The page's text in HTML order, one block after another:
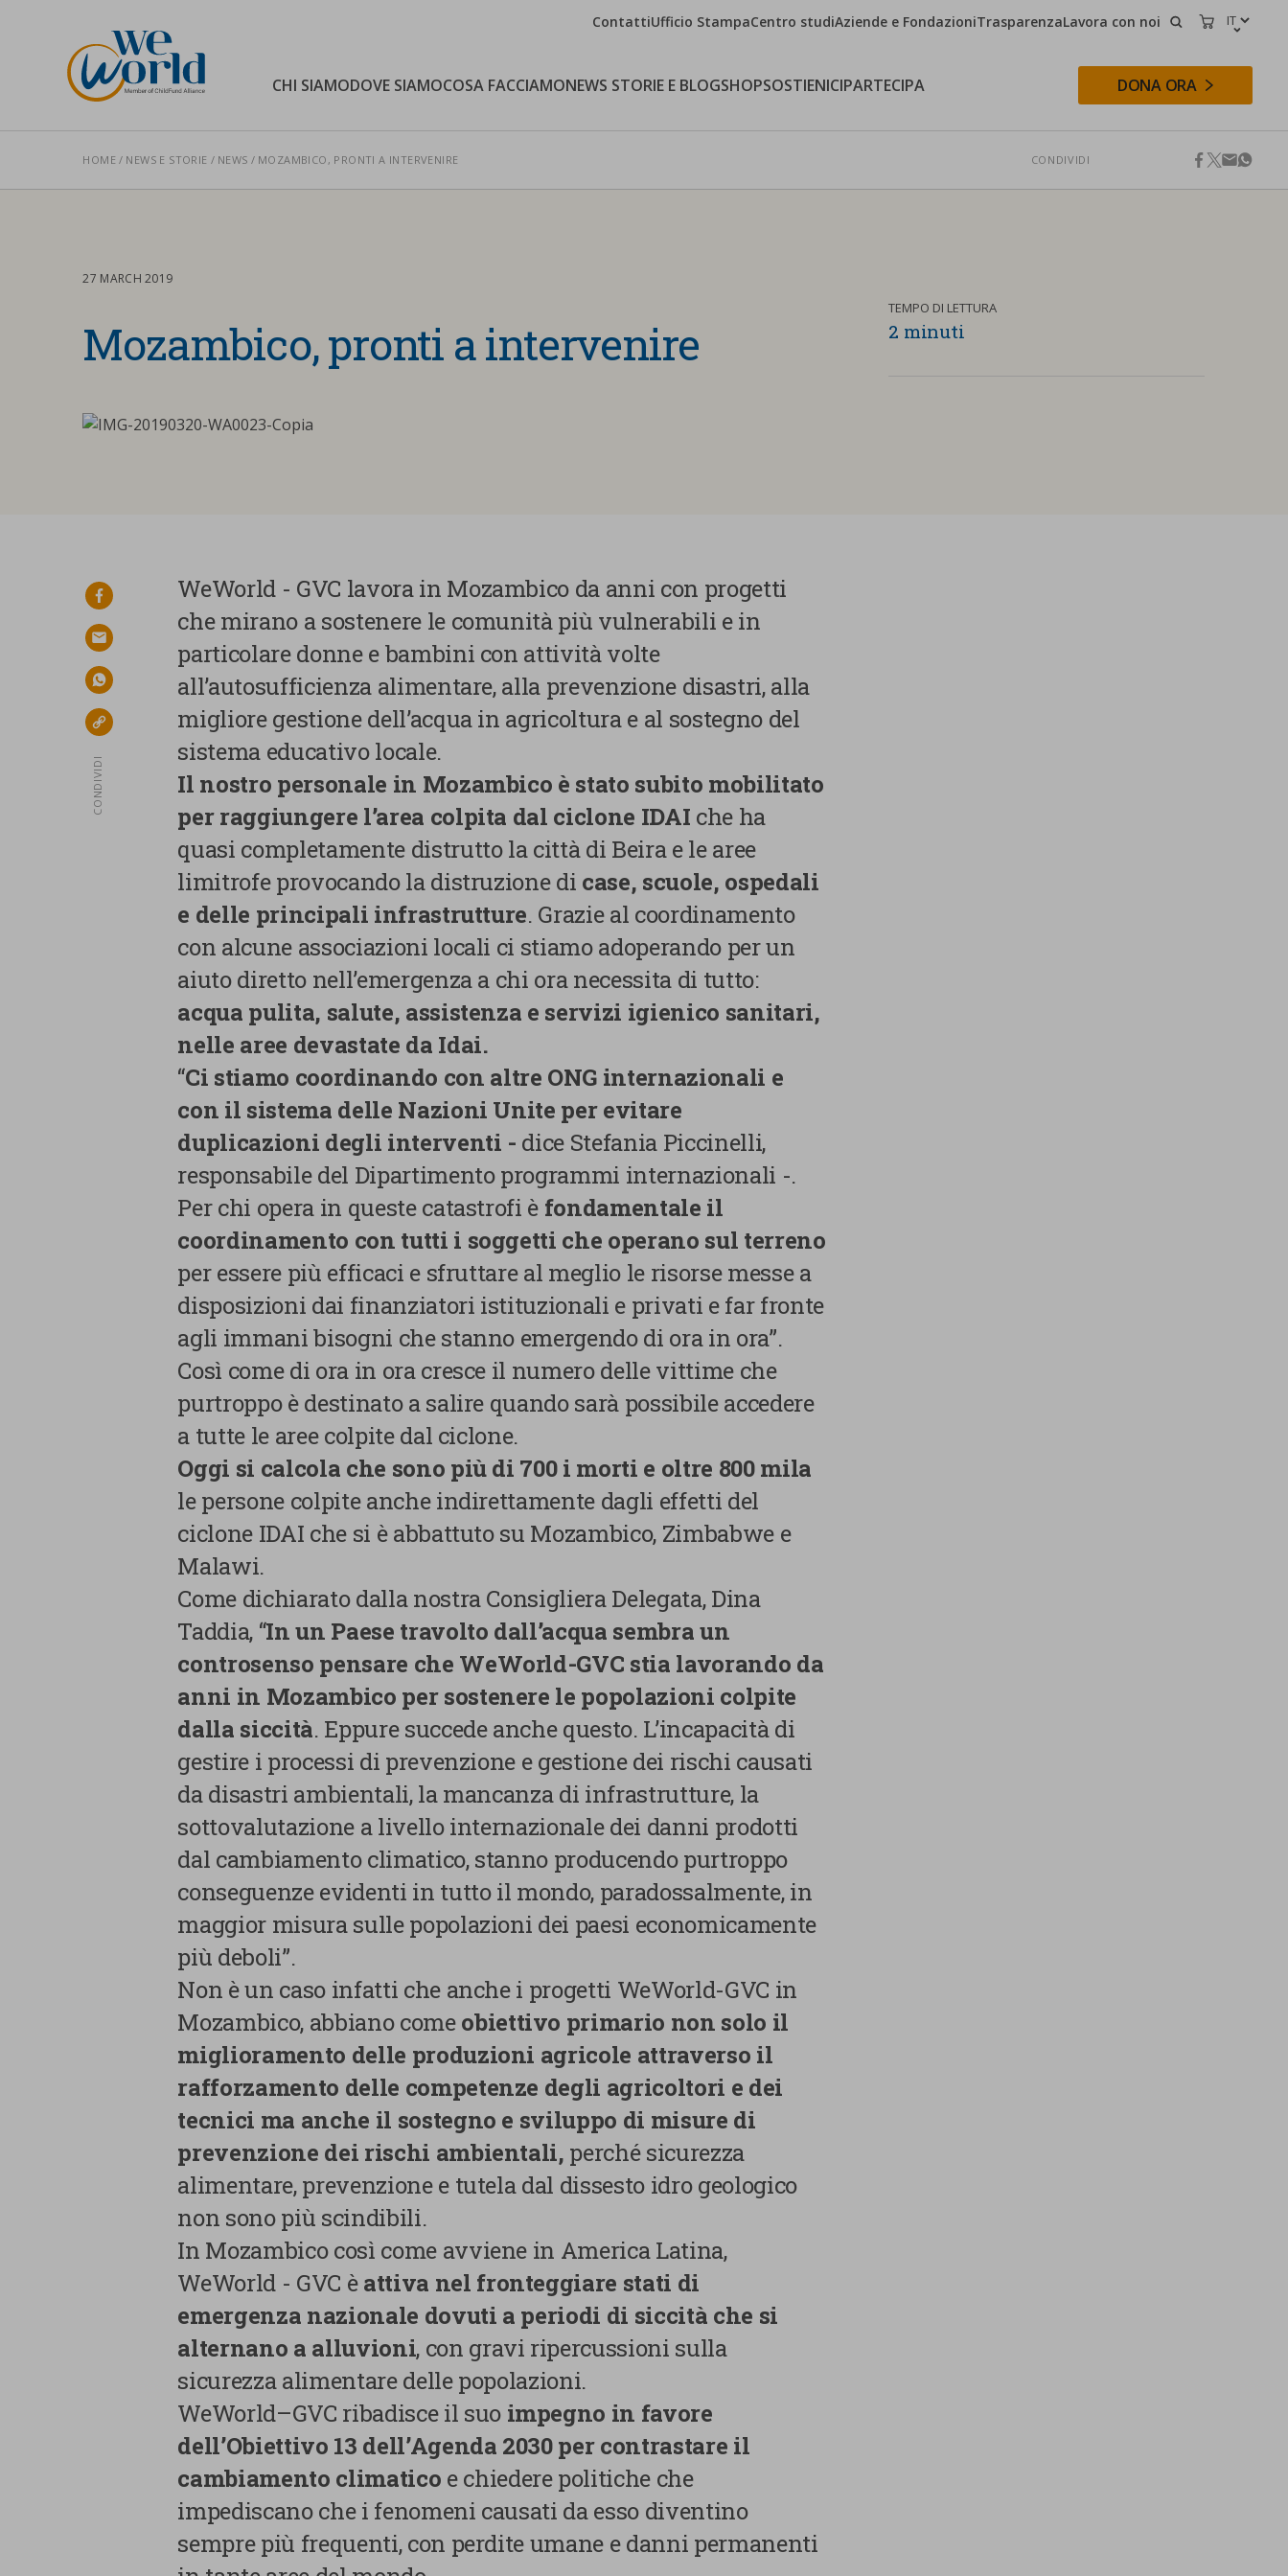
WeWorld Onlus CHI SIAMODOVE SIAMOCOSA FACCIAMONEWS STORIE E BLOGSHOPSOSTIENICIPARTECIPA
ContattiUfficio StampaCentro studiAziende e FondazioniTrasparenzaLavora con noi CERCACARRELLO
DONA ORA
Cerca nel sito
Centro preferenze sulla privacy
La tua privacy
Utilizziamo cookie tecnici, indispensabili per permettere la corretta navigazione e
pubblicitari collegati alle preferenze degli utenti, a partire dalle loro abitudini di
navigazione e dal loro profilo. È possibile configurare o rifiutare i cookie facendo
clic su “Impostazioni cookie”. Inoltre, gli utenti possono accettare tutti i cookie
premendo il pulsante “Accetta tutti i cookie”. Per ulteriori informazioni, è possibile
consultare la nostra cookies policy.
strettamente
necessari
Cookie di Analisi
Cookie di marketing
Cookie di terze parti
CONFERMA LE MIE SCELTE
HOME NEWS E STORIE NEWS MOZAMBICO, PRONTI A INTERVENIRE CONDIVIDI facebook
twitter
email
27 MARCH 2019
Mozambico, pronti a intervenire
TEMPO DI LETTURA
2 minuti
CONDIVIDI
facebook
email
whatsapp
link
WeWorld - GVC lavora in Mozambico da anni con progetti
che mirano a sostenere le comunità più vulnerabili e in
particolare donne e bambini con attività volte
all’autosufficienza alimentare, alla prevenzione disastri, alla
migliore gestione dell’acqua in agricoltura e al sostegno del
sistema educativo locale.
Il nostro personale in Mozambico è stato subito mobilitato
per raggiungere l’area colpita dal ciclone IDAI che ha
quasi completamente distrutto la città di Beira e le aree
limitrofe provocando la distruzione di case, scuole, ospedali
e delle principali infrastrutture. Grazie al coordinamento
con alcune associazioni locali ci stiamo adoperando per un
aiuto diretto nell’emergenza a chi ora necessita di tutto:
acqua pulita, salute, assistenza e servizi igienico sanitari,
nelle aree devastate da Idai.
“Ci stiamo coordinando con altre ONG internazionali e
con il sistema delle Nazioni Unite per evitare
duplicazioni degli interventi - dice Stefania Piccinelli,
responsabile del Dipartimento programmi internazionali -.
Per chi opera in queste catastrofi è fondamentale il
coordinamento con tutti i soggetti che operano sul terreno
per essere più efficaci e sfruttare al meglio le risorse messe a
disposizioni dai finanziatori istituzionali e privati e far fronte
agli immani bisogni che stanno emergendo di ora in ora”.
Così come di ora in ora cresce il numero delle vittime che
purtroppo è destinato a salire quando sarà possibile accedere
a tutte le aree colpite dal ciclone.
Oggi si calcola che sono più di 700 i morti e oltre 800 mila
le persone colpite anche indirettamente dagli effetti del
ciclone IDAI che si è abbattuto su Mozambico, Zimbabwe e
Malawi.
Come dichiarato dalla nostra Consigliera Delegata, Dina
Taddia, “In un Paese travolto dall’acqua sembra un
controsenso pensare che WeWorld-GVC stia lavorando da
anni in Mozambico per sostenere le popolazioni colpite
dalla siccità. Eppure succede anche questo. L’incapacità di
gestire i processi di prevenzione e gestione dei rischi causati
da disastri ambientali, la mancanza di infrastrutture, la
sottovalutazione a livello internazionale dei danni prodotti
dal cambiamento climatico, stanno producendo purtroppo
conseguenze evidenti in tutto il mondo, paradossalmente, in
maggior misura sulle popolazioni dei paesi economicamente
più deboli”.
Non è un caso infatti che anche i progetti WeWorld-GVC in
Mozambico, abbiano comeobiettivo primario non solo il
miglioramento delle produzioni agricole attraverso il
rafforzamento delle competenze degli agricoltori e dei
tecnici ma anche il sostegno e sviluppo di misure di
prevenzione dei rischi ambientali, perché sicurezza
alimentare, prevenzione e tutela dal dissesto idro geologico
non sono più scindibili.
In Mozambico così come avviene in America Latina,
WeWorld - GVC èattiva nel fronteggiare stati di
emergenza nazionale dovuti a periodi di siccità che si
alternano a alluvioni, con gravi ripercussioni sulla
sicurezza alimentare delle popolazioni.
WeWorld–GVC ribadisce il suo impegno in favore
dell’Obiettivo 13 dell’Agenda 2030 per contrastare il
cambiamento climatico e chiedere politiche che
impediscano che i fenomeni causati da esso diventino
sempre più frequenti, con perdite umane e danni permanenti